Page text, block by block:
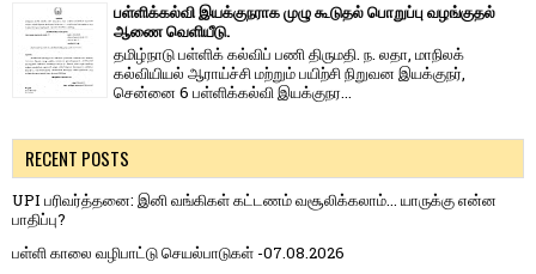
பள்ளிக்கல்வி இயக்குநராக முழு கூடுதல் பொறுப்பு வழங்குதல்
ஆணை வெளியீடு.
தமிழ்நாடு பள்ளிக் கல்விப் பணி திருமதி. ந. லதா, மாநிலக்
கல்வியியல் ஆராய்ச்சி மற்றும் பயிற்சி நிறுவன இயக்குநர்,
சென்னை 6 பள்ளிக்கல்வி இயக்குநர...
RECENT POSTS
UPI பரிவர்த்தனை: இனி வங்கிகள் கட்டணம் வசூலிக்கலாம்... யாருக்கு என்ன
பாதிப்பு?
பள்ளி காலை வழிபாட்டு செயல்பாடுகள் -07.08.2026